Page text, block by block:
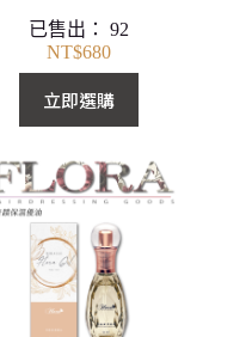
已售出：92
NT$680
立即選購